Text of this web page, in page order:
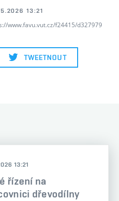
13:21
www.favu.vut.cz/f24415/d327979
TWEETNOUT
13:21
řízení na
dřevodílny